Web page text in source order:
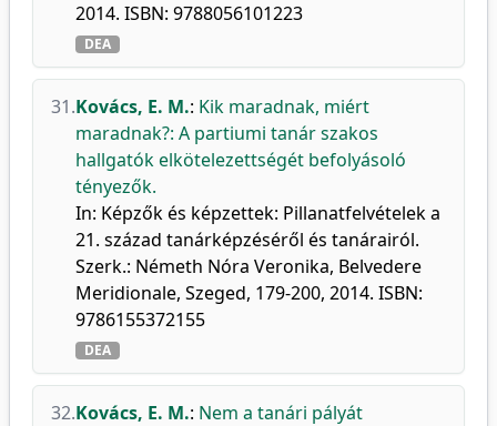
2014. ISBN: 9788056101223
DEA
31.Kovács, E. M.: Kik maradnak, miért
maradnak?: A partiumi tanár szakos
hallgatók elkötelezettségét befolyásoló
tényezők.
In: Képzők és képzettek: Pillanatfelvételek a
21. század tanárképzéséről és tanárairól.
Szerk.: Németh Nóra Veronika, Belvedere
Meridionale, Szeged, 179-200, 2014. ISBN:
9786155372155
DEA
32.Kovács, E. M.: Nem a tanári pályát